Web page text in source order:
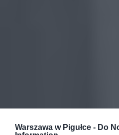
Warszawa w Pigułce - Do